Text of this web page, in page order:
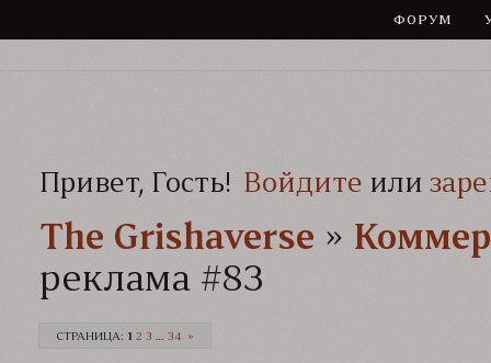
ФОРУМ
Привет, Гость! Войдите или
The Grishaverse­­­ »
реклама #83
СТРАНИЦА: 1 2 3 34 »